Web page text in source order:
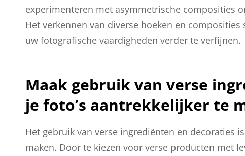
experimenteren met asymmetrische composities
Het verkennen van diverse hoeken en
uw fotografische vaardigheden verder te verfijnen.
Maak gebruik van verse
je foto’s aantrekkelijker te
Het gebruik van verse ingrediënten en decoraties
maken. Door te kiezen voor verse producten met